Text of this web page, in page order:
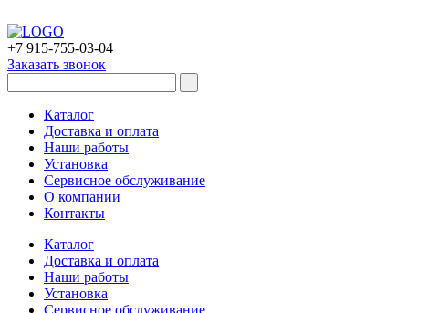
+7 915-755-03-04
Заказать звонок
Каталог
Доставка и оплата
Наши работы
Установка
Сервисное обслуживание
О компании
Контакты
Каталог
Доставка и оплата
Наши работы
Установка
Сервисное обслуживание